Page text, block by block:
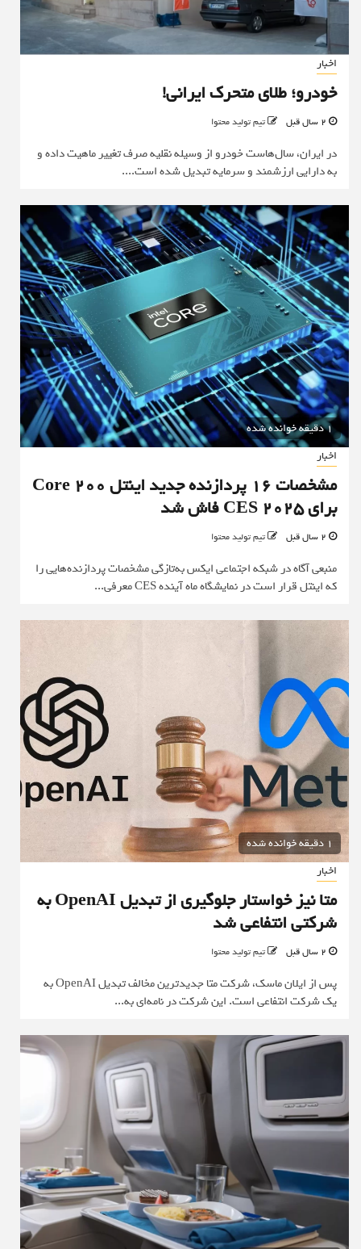
اخبار
خودرو؛ طلای متحرک ایرانی!
تیم تولید محتوا
در ایران، سال‌هاست خودرو از وسیله نقلیه صرف تغییر ماهیت داده و
به دارایی ارزشمند و سرمایه‌ تبدیل شده است....
1 دقیقه خوانده شده
اخبار
مشخصات ۱۶ پردازنده جدید اینتل Core 200
برای CES 2025 فاش شد
تیم تولید محتوا
منبعی آگاه در شبکه اجتماعی ایکس به‌تازگی مشخصات پردازنده‌هایی را
که اینتل قرار است در نمایشگاه ماه آینده CES معرفی...
1 دقیقه خوانده شده
اخبار
متا نیز خواستار جلوگیری از تبدیل OpenAI به
شرکتی انتفاعی شد
تیم تولید محتوا
پس از ایلان ماسک، شرکت متا جدیدترین مخالف تبدیل OpenAI به
یک شرکت انتفاعی است. این شرکت در نامه‌ای به...